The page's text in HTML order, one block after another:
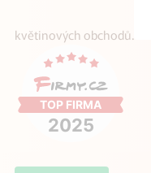
květinových obchodů.